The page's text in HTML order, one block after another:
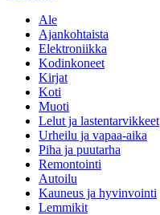
Ale
Ajankohtaista
Elektroniikka
Kodinkoneet
Kirjat
Koti
Muoti
Lelut ja lastentarvikkeet
Urheilu ja vapaa-aika
Piha ja puutarha
Remontointi
Autoilu
Kauneus ja hyvinvointi
Lemmikit